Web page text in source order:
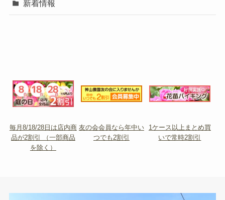
新着情報
毎月8/18/28日は店内商
品が2割引 （一部商品
を除く）
友の会会員なら年中い
つでも2割引
1ケース以上まとめ買
いで常時2割引